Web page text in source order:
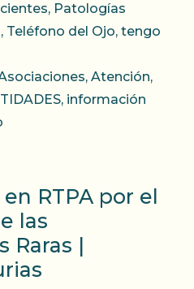
, Patologías
, Teléfono del Ojo, tengo
, Atención,
, información
RTPA por el
las
Raras |